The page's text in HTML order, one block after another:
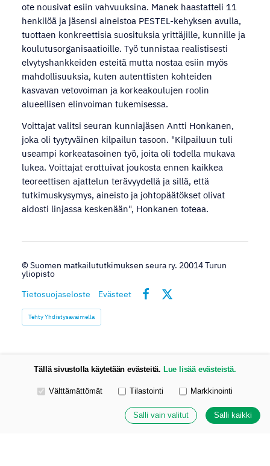
ote nousivat esiin vahvuuksina. Manek haastatteli 11
henkilöä ja jäsensi aineistoa PESTEL-kehyksen avulla,
tuottaen konkreettisia suosituksia yrittäjille, kunnille ja
koulutusorganisaatioille. Työ tunnistaa realistisesti
elvytyshankkeiden esteitä mutta nostaa esiin myös
mahdollisuuksia, kuten autenttisten kohteiden
kasvavan vetovoiman ja korkeakoulujen roolin
alueellisen elinvoiman tukemisessa.
Voittajat valitsi seuran kunniajäsen Antti Honkanen,
joka oli tyytyväinen kilpailun tasoon. "Kilpailuun tuli
useampi korkeatasoinen työ, joita oli todella mukava
lukea. Voittajat erottuivat joukosta ennen kaikkea
teoreettisen ajattelun terävyydellä ja sillä, että
tutkimuskysymys, aineisto ja johtopäätökset olivat
aidosti linjassa keskenään", Honkanen toteaa.
© Suomen matkailututkimuksen seura ry. 20014 Turun
yliopisto
Tietosuojaseloste
Evästeet
Tehty Yhdistysavaimella
Tällä sivustolla käytetään evästeitä. Lue lisää evästeistä.
Valitse käytettävät evästeet
Välttämättömät Tilastointi Markkinointi
Salli vain valitut Salli kaikki